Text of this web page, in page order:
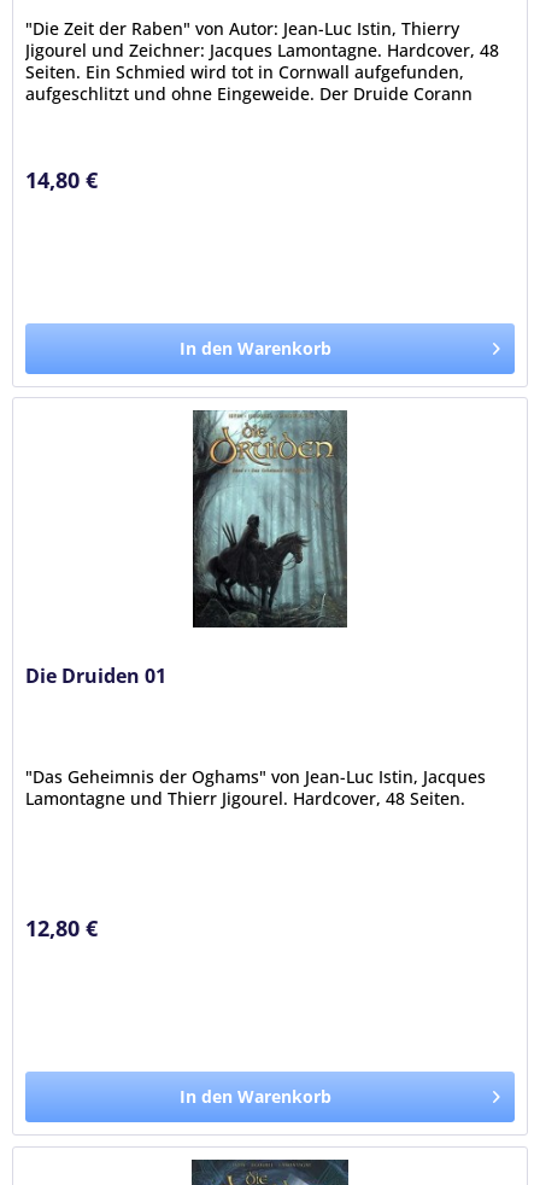
"Die Zeit der Raben" von Autor: Jean-Luc Istin, Thierry
Jigourel und Zeichner: Jacques Lamontagne. Hardcover, 48
Seiten. Ein Schmied wird tot in Cornwall aufgefunden,
aufgeschlitzt und ohne Eingeweide. Der Druide Corann
14,80 €
In den Warenkorb
Die Druiden 01
"Das Geheimnis der Oghams" von Jean-Luc Istin, Jacques
Lamontagne und Thierr Jigourel. Hardcover, 48 Seiten.
12,80 €
In den Warenkorb